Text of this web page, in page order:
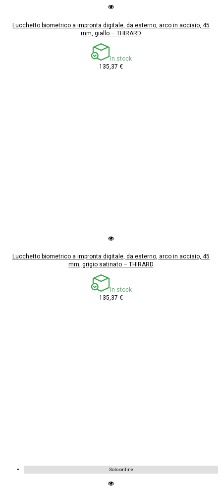
Lucchetto biometrico a impronta digitale, da esterno, arco in acciaio, 45
mm, giallo – THIRARD
In stock
135,37 €
Lucchetto biometrico a impronta digitale, da esterno, arco in acciaio, 45
mm, grigio satinato – THIRARD
In stock
135,37 €
Solo online